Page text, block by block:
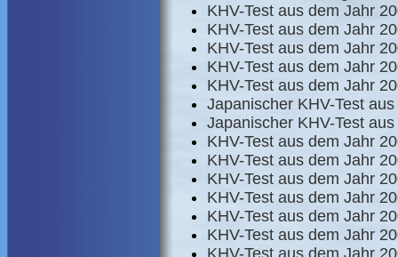
KHV-Test aus dem Jahr
KHV-Test aus dem Jahr
KHV-Test aus dem Jahr
KHV-Test aus dem Jahr
KHV-Test aus dem Jahr
Japanischer KHV-Test
Japanischer KHV-Test
KHV-Test aus dem Jahr
KHV-Test aus dem Jahr
KHV-Test aus dem Jahr
KHV-Test aus dem Jahr
KHV-Test aus dem Jahr
KHV-Test aus dem Jahr
KHV-Test aus dem Jahr